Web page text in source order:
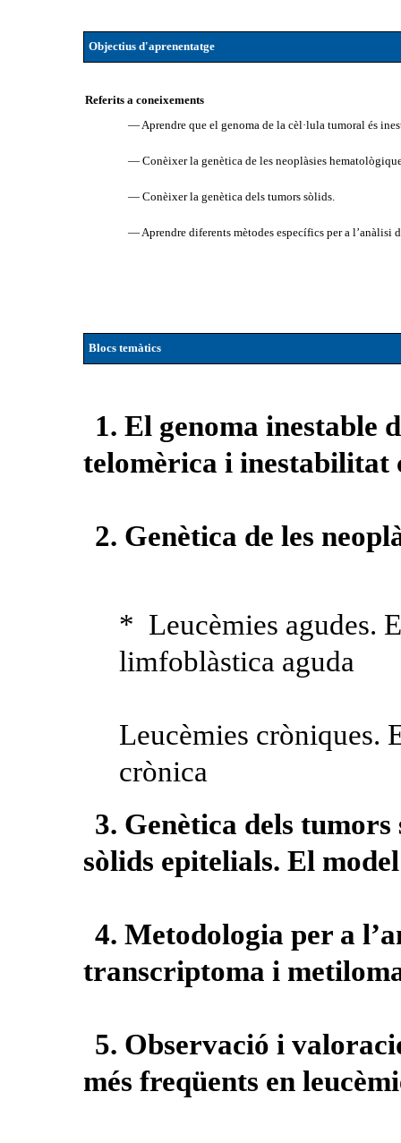
Objectius d'aprenentatge
Referits a coneixements
— Aprendre que el genoma de la cèl·lula tumoral és
— Conèixer la genètica de les neoplàsies
— Conèixer la genètica dels tumors sòlids.
— Aprendre diferents mètodes específics per a l’anàlisi
Blocs temàtics
1. El genoma inestable
telomèrica i inestabilitat
2. Genètica de les
* Leucèmies agudes.
limfoblàstica aguda
Leucèmies cròniques.
crònica
3. Genètica dels
sòlids epitelials. El
4. Metodologia per a
transcriptoma i
5. Observació i
més freqüents en